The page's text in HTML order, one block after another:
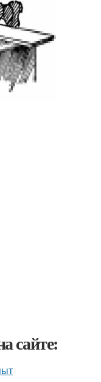
сайте: